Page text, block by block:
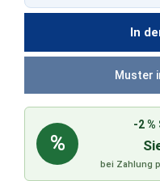
In
%
-2
bei Zahlung
Muster